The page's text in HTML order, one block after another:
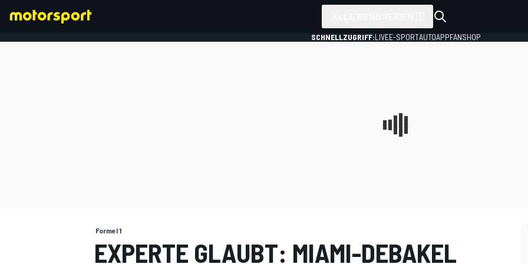
SCHNELLZUGRIFF:LIVEE-SPORTAUTOAPPFANSHOP
Formel 1
EXPERTE GLAUBT: MIAMI-DEBAKEL